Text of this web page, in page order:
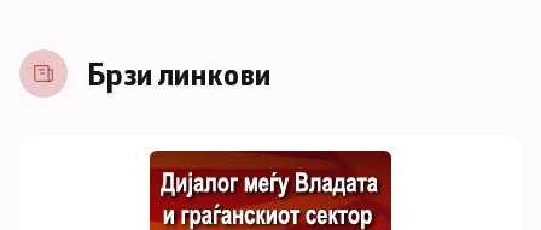
Брзи линкови